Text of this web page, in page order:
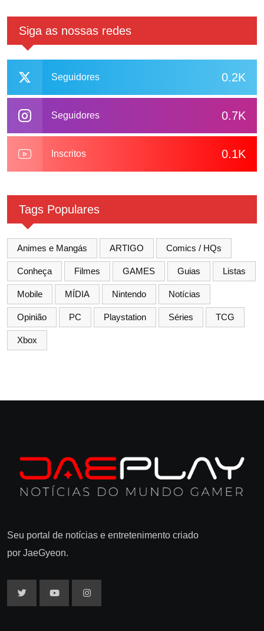
Siga as nossas redes
0.2K
Seguidores
0.7K
Seguidores
0.1K
Inscritos
Tags Populares
Animes e Mangás ARTIGO Comics / HQs
Conheça Filmes GAMES Guias Listas
Mobile MÍDIA Nintendo Notícias
Opinião PC Playstation Séries TCG
Xbox
Seu portal de notícias e entretenimento criado
por JaeGyeon.